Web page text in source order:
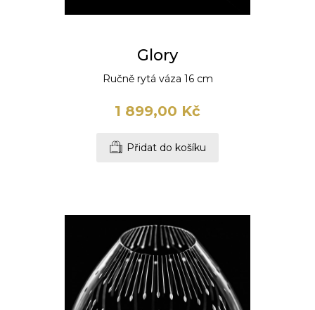
Glory
Ručně rytá váza 16 cm
1 899,00 Kč
Přidat do košíku